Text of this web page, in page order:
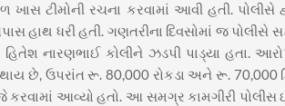
ખાસ ટીમોની રચના કરવામાં આવી હતી. પોલીસે
હાથ ધરી હતી. ગણતરીના દિવસોમાં જ પોલીસે
નારણભાઈ કોલીને ઝડપી પાડ્યા હતા.
છે, ઉપરાંત રૂ. 80,000 રોકડા અને રૂ.
કરવામાં આવ્યો હતો. આ સમગ્ર કામગીરી